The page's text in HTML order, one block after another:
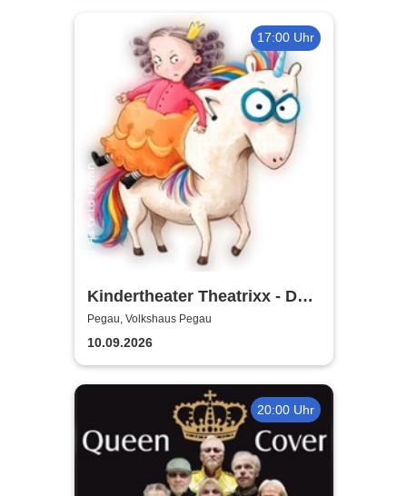
17:00 Uhr
Kindertheater Theatrixx - Das
Neinhorn und der Geburtstag
Pegau, Volkshaus Pegau
10.09.2026
20:00 Uhr